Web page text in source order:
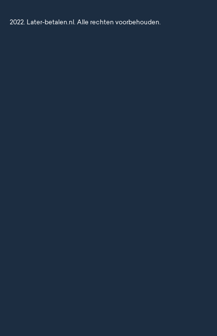
2022. Later-betalen.nl. Alle rechten voorbehouden.